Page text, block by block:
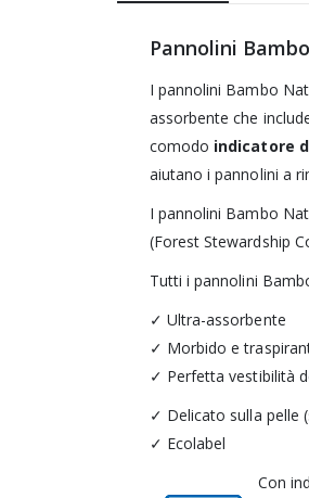
Pannolini
I pannolini Bambo
assorbente che
comodo indicatore
aiutano i pannolini a
I pannolini Bambo
(Forest Stewardship
Tutti i pannolini
✓ Ultra-assorbente
✓ Morbido e
✓ Perfetta vestibilità
✓ Delicato sulla pelle
✓ Ecolabel
Con